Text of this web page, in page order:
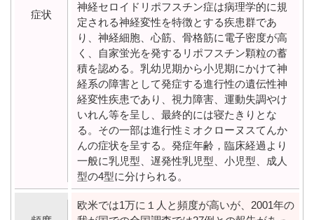
症状
神経セロイドリポフスチン症は病理学的に規
定される神経変性を特徴とする疾患群であ
り、神経細胞、心筋、骨格筋に電子密度が高
く、自家蛍光を発するリポフスチン顆粒の蓄
積を認める。乳幼児期から小児期にかけて神
経系の障害として発症する進行性の遺伝性神
経変性疾患であり、視力障害、運動失調やけ
いれん等を呈し、最終的には寝たきりとな
る。その一部は進行性ミオクローヌスてんか
んの症状を呈する。発症年齢，臨床経過より
一般に乳児型、遅発性乳児型、小児型、成人
型の4型に分けられる。
欧米では1万に１人と頻度が高いが、2001年の